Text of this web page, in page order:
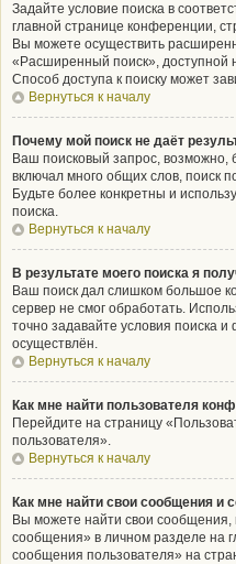
Задайте условие поиска в
главной странице конференции,
Вы можете осуществить
«Расширенный поиск», доступной
Способ доступа к поиску может
Вернуться к началу
Почему мой поиск не даёт
Ваш поисковый запрос,
включал много общих слов, поиск
Будьте более конкретны и
поиска.
Вернуться к началу
В результате моего поиска я
Ваш поиск дал слишком большое
сервер не смог обработать.
точно задавайте условия поиска
осуществлён.
Вернуться к началу
Как мне найти пользователя
Перейдите на страницу
пользователя».
Вернуться к началу
Как мне найти свои сообщения и
Вы можете найти свои сообщения,
сообщения» в личном разделе на
сообщения пользователя» на